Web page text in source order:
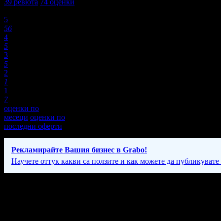
39 ревюта 74 оценки
5
56
4
5
3
5
2
1
1
7
оценки по
месеци оценки по
последни оферти
Рекламирайте Вашия бизнес в Grabo!
Научете оттук какви са ползите и как можете да публикувате